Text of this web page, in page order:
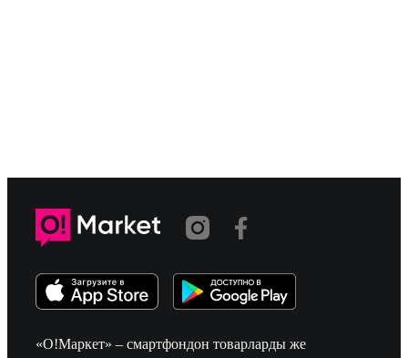
«О!Маркет» – смартфондон товарларды же